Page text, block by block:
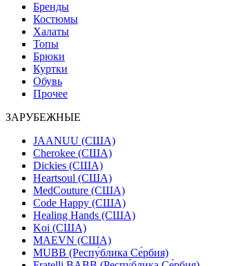
Бренды
Костюмы
Халаты
Топы
Брюки
Куртки
Обувь
Прочее
ЗАРУБЕЖНЫЕ
JAANUU (США)
Cherokee (США)
Dickies (США)
Heartsoul (США)
MedCouture (США)
Code Happy (США)
Healing Hands (США)
Koi (США)
MAEVN (США)
MUBB (Респу́блика Се́рбия)